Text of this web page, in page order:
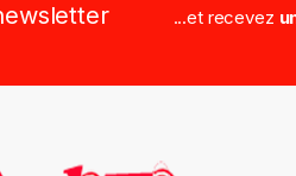
...et recevez